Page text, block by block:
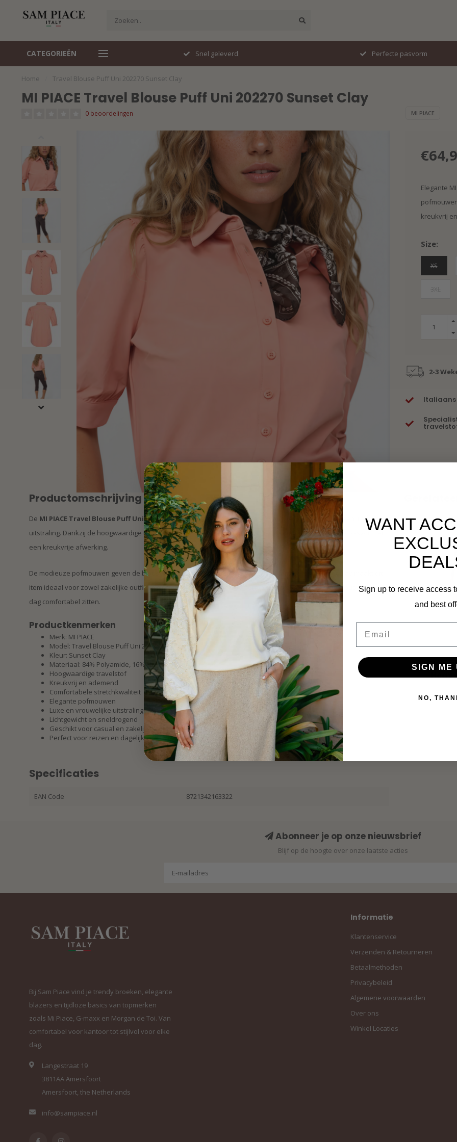
CATEGORIEËN
Travelstof specialist Snel geleverd Perfecte pasvorm
Home Travel Blouse Puff Uni 202270 Sunset Clay
MI PIACE Travel Blouse Puff Uni 202270 Sunset Clay
0 beoordelingen MI PIACE
Elegante
kreukvrij
Size:
XS
2-3
Italiaans
Productomschrijving
De MI PIACE Travel Blouse Puff Uni 202270 Sunset Clay
is een elegante en vrouwelijke blouse met een luxe
uitstraling. Dankzij de hoogwaardige travelstof biedt deze blouse optimaal draagcomfort, een perfecte pasvorm en
een kreukvrije afwerking.
De modieuze pofmouwen geven de blouse een stijlvolle en moderne touch. De warme kleur Sunset Clay maakt dit
item ideaal voor zowel zakelijke outfits als casual looks. Door de ademende stretchkwaliteit blijft de blouse de hele
dag comfortabel zitten.
Productkenmerken
Merk: MI PIACE
Model: Travel Blouse Puff Uni 202270
Kleur: Sunset Clay
Materiaal: 84% Polyamide, 16% Elastaan
Hoogwaardige travelstof
Kreukvrij en ademend
Comfortabele stretchkwaliteit
Elegante pofmouwen
Luxe en vrouwelijke uitstraling
Lichtgewicht en sneldrogend
Geschikt voor casual en zakelijke outfits
Perfect voor reizen en dagelijks gebruik
Specificaties
EAN Code 8721342163322
Abonneer je op onze nieuwsbrief
Blijf op de hoogte over onze laatste acties
Bij Sam Piace vind je trendy broeken, elegante
blazers en tijdloze basics van topmerken
zoals Mi Piace, G-maxx en Morgan de Toi. Van
comfortabel voor kantoor tot stijlvol voor elke
dag.
Langestraat 19
3811AA Amersfoort
Amersfoort, the Netherlands
info@sampiace.nl
Informatie
Klantenservice
Verzenden & Retourneren
Betaalmethoden
Privacybeleid
Algemene voorwaarden
Over ons
Winkel Locaties
WANT
Sign up to receive access
and best
SIGN ME
NO,